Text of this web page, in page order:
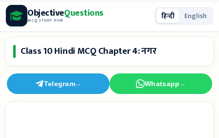
Skip
to
content
ObjectiveQuestions
MCQ STUDY HUB हिन्दी English
Class 10 Hindi MCQ Chapter 4: नगर
Telegram→ Whatsapp →